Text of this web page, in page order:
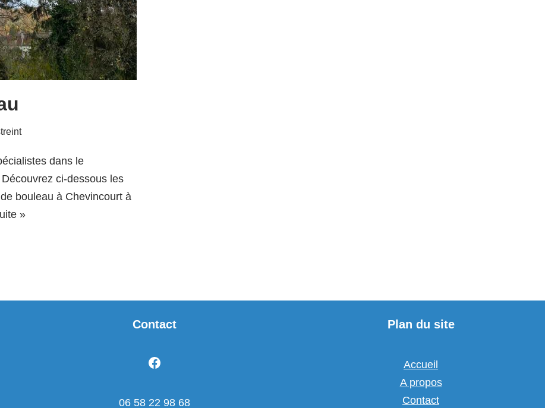
dans le
ci-dessous les
bouleau à Chevincourt à
»
Contact
06 58 22 98 68
Plan du site
Accueil
A propos
Contact